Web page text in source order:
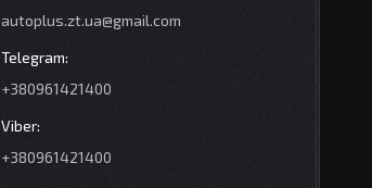
autoplus.zt.ua@gmail.com
+380961421400
+380961421400